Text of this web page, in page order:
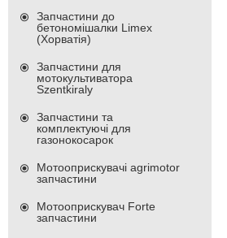
Запчастини до
бетономішалки Limex
(Хорватія)
Запчастини для
мотокультиватора
Szentkiraly
Запчастини та
комплектуючі для
газонокосарок
Мотооприскувачі agrimotor
запчастини
Мотооприскувач Forte
запчастини